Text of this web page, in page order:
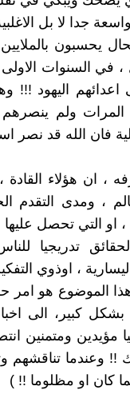
جدا لا بل
يحسبون
، في السنوات
اليهود !!!
ولم ينصرهم
فان الله قد نصر
، ان هؤلاء القادة
، ومدى التقدم
، او التي تحصل
تدريجيا
، اوذوي
هذا الموضوع هو
كبير، الى
مؤيدين ومتمنين
!! وعندما تناقشهم
كان او مظلوما !! )